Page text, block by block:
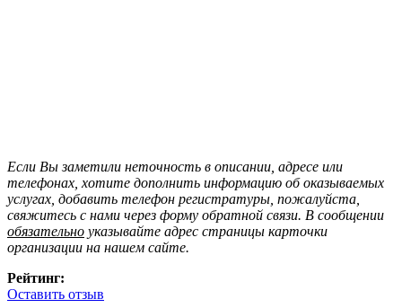
Если Вы заметили неточность в описании, адресе или
телефонах, хотите дополнить информацию об оказываемых
услугах, добавить телефон регистратуры, пожалуйста,
свяжитесь с нами через форму обратной связи. В сообщении
обязательно указывайте адрес страницы карточки
организации на нашем сайте.
Рейтинг:
Оставить отзыв